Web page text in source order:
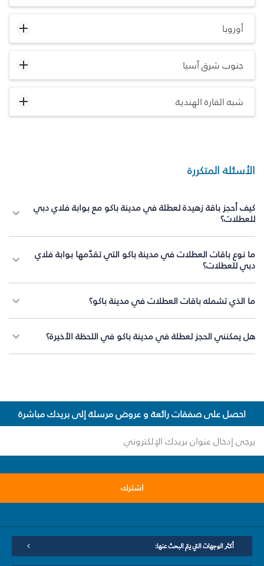
أوروبا
جنوب شرق آسيا
شبه القارة الهندية
الأسئلة المتكررة
كيف أحجز باقة زهيدة لعطلة في مدينة باكو مع بوابة فلاي دبي
للعطلات؟
ما نوع باقات العطلات في مدينة باكو التي تقدّمها بوابة فلاي
دبي للعطلات؟
ما الذي تشمله باقات العطلات في مدينة باكو؟
هل يمكنني الحجز لعطلة في مدينة باكو في اللحظة الأخيرة؟
احصل على صفقات رائعة و عروض مرسلة إلى بريدك مباشرة
اشترك
أكثر الوجهات التي يتم البحث عنها: